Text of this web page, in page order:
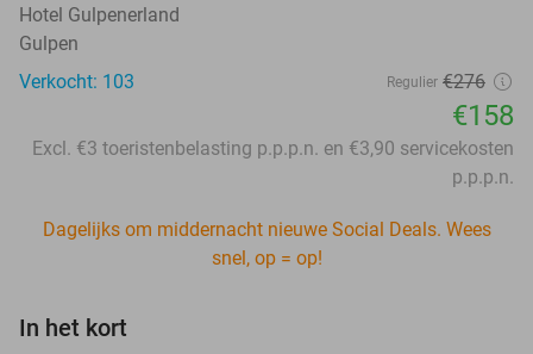
Hotel Gulpenerland
Gulpen
Verkocht: 103
Regulier €276
€158
Excl. €3 toeristenbelasting p.p.p.n. en €3,90 servicekosten
p.p.p.n.
Dagelijks om middernacht nieuwe Social Deals. Wees
snel, op = op!
In het kort